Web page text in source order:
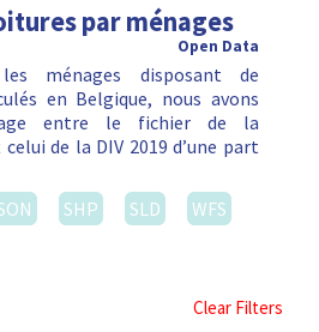
par ménages
Open Data
ménages disposant de
en Belgique, nous avons
entre le fichier de la
de la DIV 2019 d’une part
SHP SLD
WFS
Clear Filters